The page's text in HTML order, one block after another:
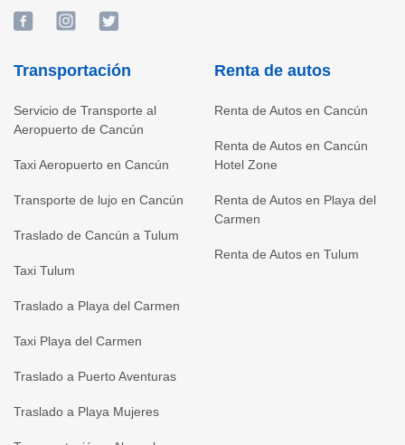
Transportación
Servicio de Transporte al
Aeropuerto de Cancún
Taxi Aeropuerto en Cancún
Transporte de lujo en Cancún
Traslado de Cancún a Tulum
Taxi Tulum
Traslado a Playa del Carmen
Taxi Playa del Carmen
Traslado a Puerto Aventuras
Traslado a Playa Mujeres
Renta de autos
Renta de Autos en Cancún
Renta de Autos en Cancún
Hotel Zone
Renta de Autos en Playa del
Carmen
Renta de Autos en Tulum